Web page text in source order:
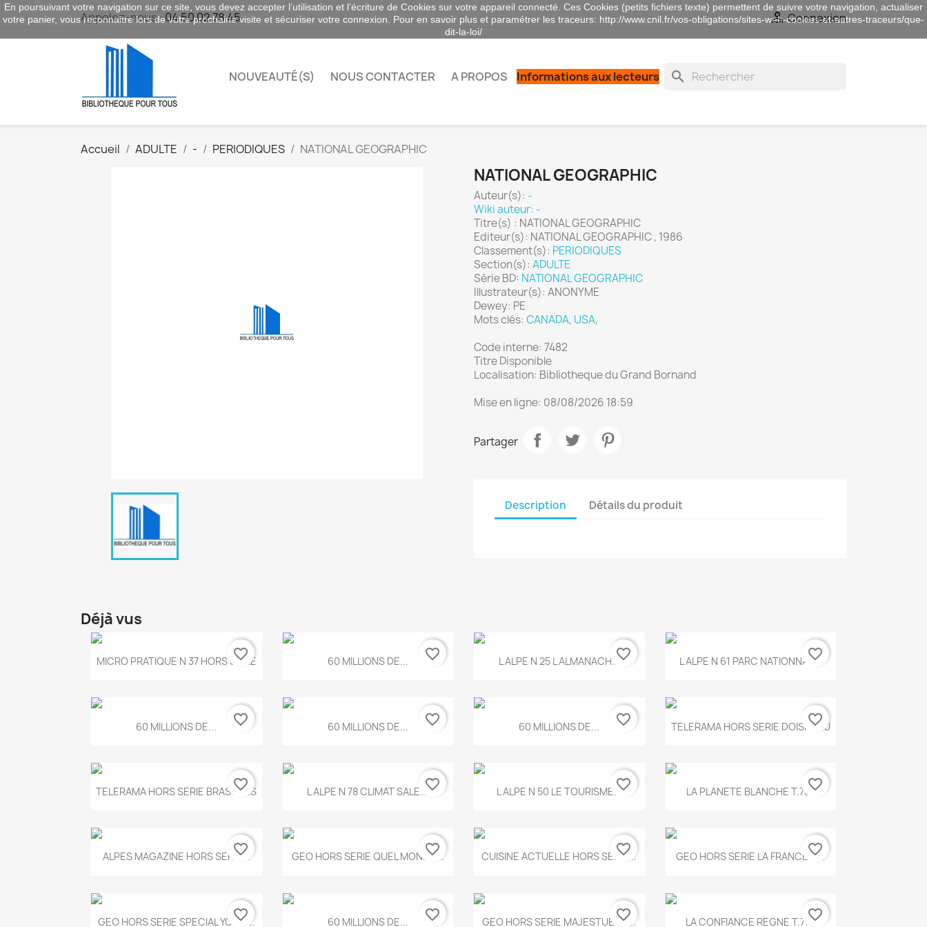
Appelez-nous :04 50 02 78 45 Connexion
NOUVEAUTÉ(S) NOUS CONTACTER A PROPOS search
Informations aux lecteurs
Accueil ADULTE - PERIODIQUES NATIONAL GEOGRAPHIC
NATIONAL GEOGRAPHIC
Auteur(s): -
Wiki auteur: -
Titre(s) : NATIONAL GEOGRAPHIC
Editeur(s): NATIONAL GEOGRAPHIC , 1986
Classement(s): PERIODIQUES
Section(s): ADULTE
Série BD: NATIONAL GEOGRAPHIC
Illustrateur(s): ANONYME
Dewey: PE
Mots clés: CANADA, USA,
Code interne: 7482
Titre Disponible
Localisation: Bibliotheque du Grand Bornand
Mise en ligne: 08/08/2026 18:59
Partager
Description Détails du produit
Déjà vus
Aperçu rapide
MICRO PRATIQUE N 37 HORS SERIE
favorite_border Aperçu rapide
60 MILLIONS DE... favorite_border  Aperçu rapide
L ALPE N 25 L ALMANACH...favorite_border  Aperçu rapide
L ALPE N 61 PARC NATIONNAL...
favorite_border
Aperçu rapide
60 MILLIONS DE... favorite_border Aperçu rapide
60 MILLIONS DE... favorite_border Aperçu rapide
60 MILLIONS DE... favorite_border Aperçu rapide
TELERAMA HORS SERIE DOISNEAU
favorite_border
 Aperçu rapide
TELERAMA HORS SERIE BRASSENS
favorite_border  Aperçu rapide
L ALPE N 78 CLIMAT SALE...favorite_border  Aperçu rapide
L ALPE N 50 LE TOURISME...favorite_border Aperçu rapide
LA PLANETE BLANCHE T.785favorite_border
Aperçu rapide
ALPES MAGAZINE HORS SERIE...
favorite_border Aperçu rapide
GEO HORS SERIE QUEL MONDE...
favorite_border Aperçu rapide
CUISINE ACTUELLE HORS SERIE...
favorite_border Aperçu rapide
GEO HORS SERIE LA FRANCE A...
favorite_border
Aperçu rapide
GEO HORS SERIE SPECIAL YOGA...
favorite_border Aperçu rapide
60 MILLIONS DE... favorite_border Aperçu rapide
GEO HORS SERIE MAJESTUEUX...
favorite_border Aperçu rapide
LA CONFIANCE REGNE T.778favorite_border
En poursuivant votre navigation sur ce site, vous devez accepter l’utilisation et l'écriture de Cookies sur votre appareil connecté. Ces Cookies (petits fichiers texte) permettent de suivre votre navigation, actualiser
votre panier, vous reconnaitre lors de votre prochaine visite et sécuriser votre connexion. Pour en savoir plus et paramétrer les traceurs: http://www.cnil.fr/vos-obligations/sites-web-cookies-et-autres-traceurs/que-
dit-la-loi/